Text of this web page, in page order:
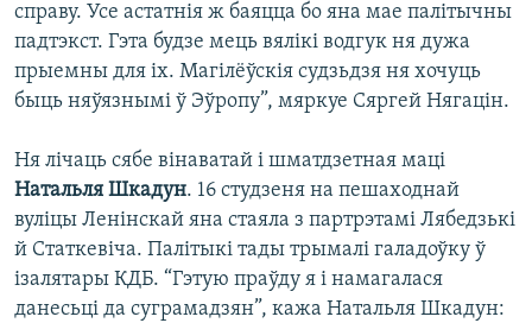
справу. Усе астатнія ж баяцца бо яна мае палітычны
падтэкст. Гэта будзе мець вялікі водгук ня дужа
прыемны для іх. Магілёўскія судзьдзя ня хочуць
быць няўязнымі ў Эўропу”, мяркуе Сяргей Нягацін.
Ня лічаць сябе вінаватай і шматдзетная маці
Натальля Шкадун. 16 студзеня на пешаходнай
вуліцы Ленінскай яна стаяла з партрэтамі Лябедзькі
й Статкевіча. Палітыкі тады трымалі галадоўку ў
ізалятары КДБ. “Гэтую праўду я і намагалася
данесьці да суграмадзян”, кажа Натальля Шкадун: